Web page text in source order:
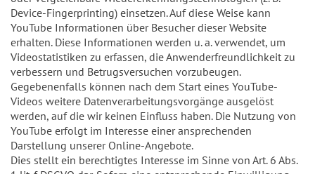
Device-Fingerprinting) einsetzen. Auf diese Weise kann
YouTube Informationen über Besucher dieser Website
erhalten. Diese Informationen werden u. a. verwendet, um
Videostatistiken zu erfassen, die Anwenderfreundlichkeit zu
verbessern und Betrugsversuchen vorzubeugen.
Gegebenenfalls können nach dem Start eines YouTube-
Videos weitere Datenverarbeitungsvorgänge ausgelöst
werden, auf die wir keinen Einfluss haben. Die Nutzung von
YouTube erfolgt im Interesse einer ansprechenden
Darstellung unserer Online-Angebote.
Dies stellt ein berechtigtes Interesse im Sinne von Art. 6 Abs.